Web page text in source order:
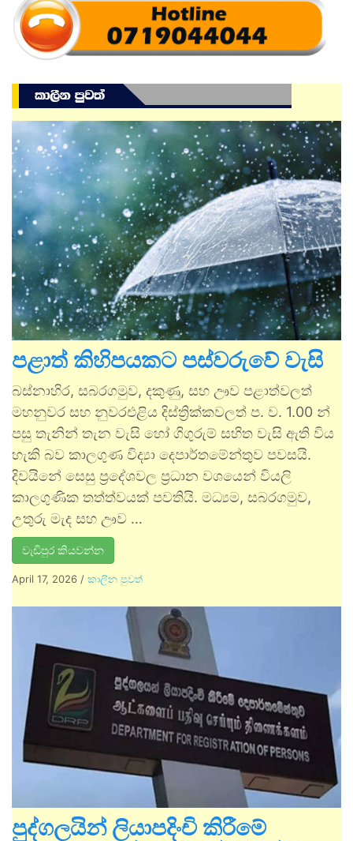
පළාත් කිහිපයකට පස්වරුවේ වැසි
බස්නාහිර, සබරගමුව, දකුණු, සහ ඌව පළාත්වලත්
මහනුවර සහ නුවරඑළිය දිස්ත්‍රික්කවලත් ප. ව. 1.00 න්
පසු තැනින් තැන වැසි හෝ ගිගුරුම් සහිත වැසි ඇති විය
හැකි බව කාලගුණ විද්‍යා දෙපාර්තමේන්තුව පවසයි.
දිවයිනේ සෙසු ප්‍රදේශවල ප්‍රධාන වශයෙන් වියලි
කාලගුණික තත්ත්වයක් පවතියි. මධ්‍යම, සබරගමුව,
උතුරු මැද සහ ඌව …
වැඩිපුර කියවන්න
April 17, 2026 / කාලීන පුවත්
පුද්ගලයින් ලියාපදිංචි කිරීමේ